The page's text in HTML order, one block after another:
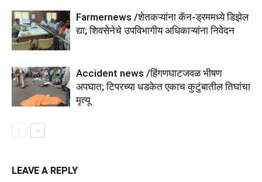
Farmernews /शेतकऱ्यांना कॅन-ड्रममध्ये डिझेल
द्या; शिवसेनेचे उपविभागीय अधिकाऱ्यांना निवेदन
Accident news /हिंगणघाटजवळ भीषण
अपघात; टिपरच्या धडकेत एकाच कुटुंबातील तिघांचा
मृत्यू
LEAVE A REPLY